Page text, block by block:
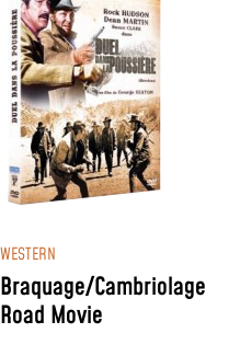
WESTERN
Braquage/Cambriolage
Road Movie